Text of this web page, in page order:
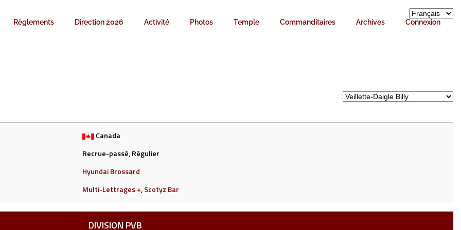
Règlements Direction 2026 Activité Photos Temple Commanditaires Archives Connexion
Canada
Recrue-passé, Régulier
Hyundai Brossard
Multi-Lettrages +,Scotyz Bar
DIVISION PVB